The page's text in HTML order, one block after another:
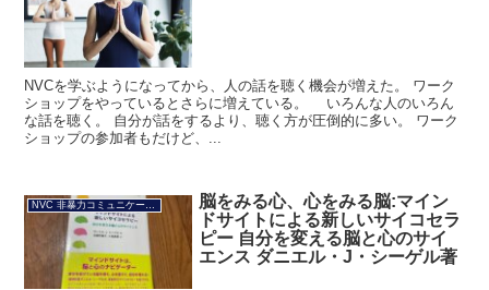
NVCを学ぶようになってから、人の話を聴く機会が増えた。 ワーク
ショップをやっているとさらに増えている。 いろんな人のいろん
な話を聴く。 自分が話をするより、聴く方が圧倒的に多い。 ワーク
ショップの参加者もだけど、...
NVC 非暴力コミュニケーション
脳をみる心、心をみる脳:マイン
ドサイトによる新しいサイコセラ
ピー 自分を変える脳と心のサイ
エンス ダニエル・J・シーゲル著